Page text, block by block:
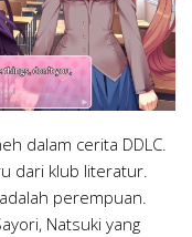
dalam cerita DDLC.
dari klub literatur.
perempuan.
Natsuki yang